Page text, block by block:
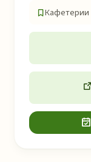
Кафетерии